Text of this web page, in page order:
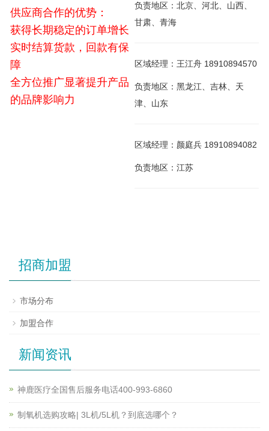
供应商合作的优势：
获得长期稳定的订单增长
实时结算货款，回款有保
障
全方位推广显著提升产品
的品牌影响力
负责地区：北京、河北、山西、
甘肃、青海
区域经理：王江舟 18910894570
负责地区：黑龙江、吉林、天
津、山东
区域经理：颜庭兵 18910894082
负责地区：江苏
招商加盟
市场分布
加盟合作
新闻资讯
神鹿医疗全国售后服务电话400-993-6860
制氧机选购攻略| 3L机/5L机？到底选哪个？